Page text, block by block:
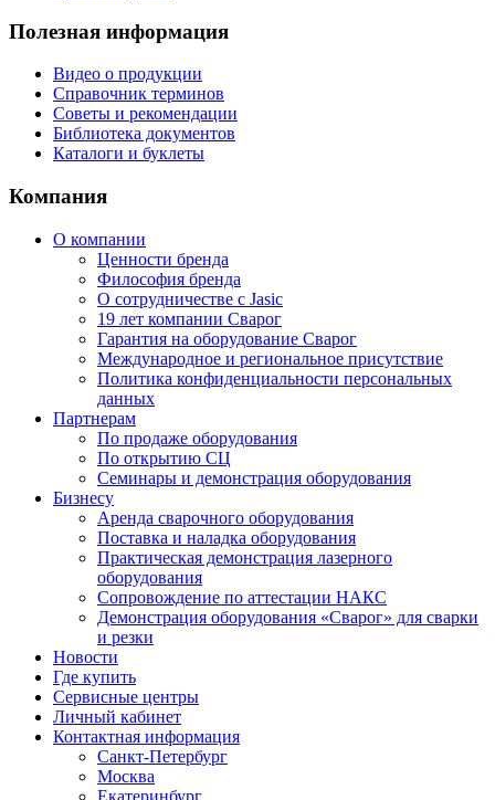
Полезная информация
Видео о продукции
Справочник терминов
Советы и рекомендации
Библиотека документов
Каталоги и буклеты
Компания
О компании
Ценности бренда
Философия бренда
О сотрудничестве с Jasic
19 лет компании Сварог
Гарантия на оборудование Сварог
Международное и региональное присутствие
Политика конфиденциальности персональных
данных
Партнерам
По продаже оборудования
По открытию СЦ
Семинары и демонстрация оборудования
Бизнесу
Аренда сварочного оборудования
Поставка и наладка оборудования
Практическая демонстрация лазерного
оборудования
Сопровождение по аттестации НАКС
Демонстрация оборудования «Сварог» для сварки
и резки
Новости
Где купить
Сервисные центры
Личный кабинет
Контактная информация
Санкт-Петербург
Москва
Екатеринбург